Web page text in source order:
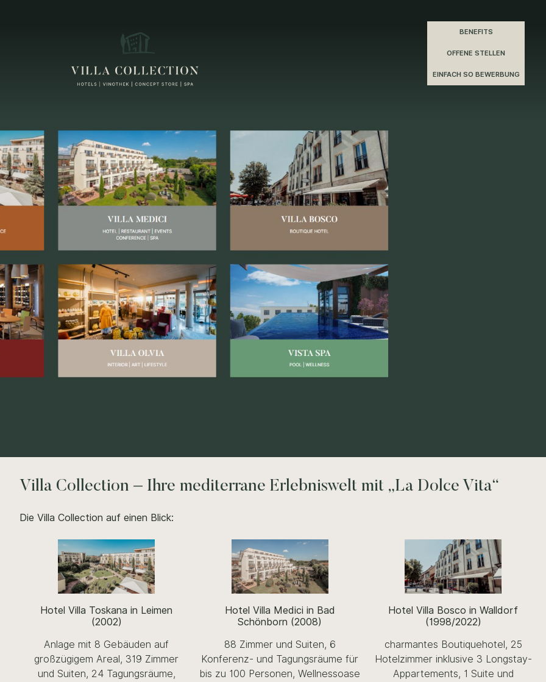
BENEFITS
OFFENE STELLEN
EINFACH SO BEWERBUNG
Villa Collection – Ihre mediterrane Erlebniswelt mit „La Dolce Vita“
Die Villa Collection auf einen Blick:
Hotel Villa Toskana in Leimen
(2002)
Anlage mit 8 Gebäuden auf
großzügigem Areal, 319 Zimmer
und Suiten, 24 Tagungsräume,
Hotel Villa Medici in Bad
Schönborn (2008)
88 Zimmer und Suiten, 6
Konferenz- und Tagungsräume für
bis zu 100 Personen, Wellnessoase
Hotel Villa Bosco in Walldorf
(1998/2022)
charmantes Boutiquehotel, 25
Hotelzimmer inklusive 3 Longstay-
Appartements, 1 Suite und